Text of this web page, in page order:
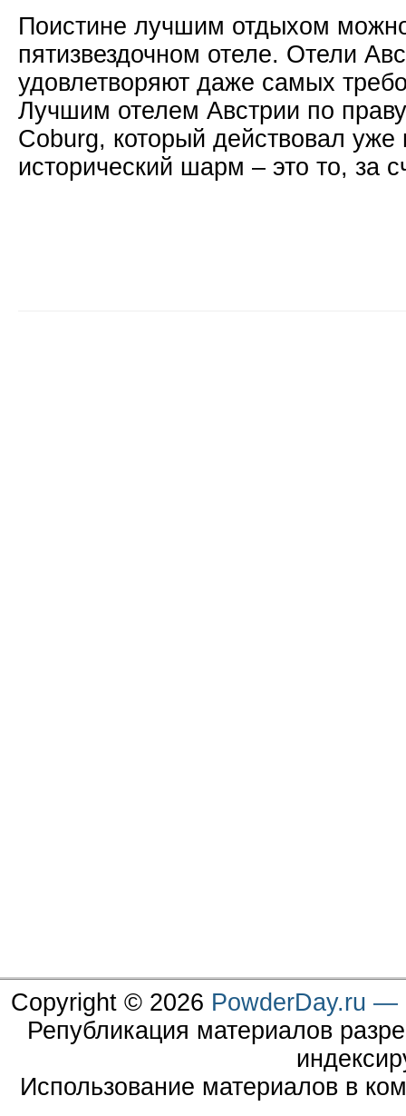
Поистине лучшим отдыхом
пятизвездочном отеле. Отели
удовлетворяют даже самых
Лучшим отелем Австрии по
Coburg, который действовал
исторический шарм – это то, за
Copyright © 2026 PowderDay.ru —
Републикация материалов
Использование материалов в